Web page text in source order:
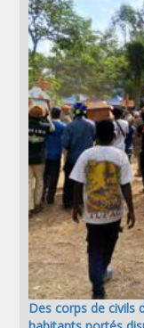
Des corps de civils